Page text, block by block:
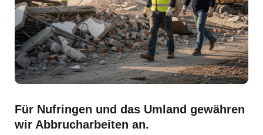
Für Nufringen und das Umland gewähren
wir Abbrucharbeiten an.